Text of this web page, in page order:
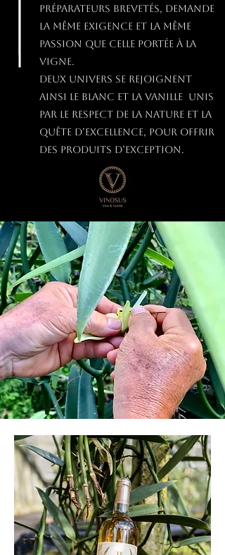
préparateurs brevetés, demande
la même exigence et la même
passion que celle portée à la
vigne.
Deux univers se rejoignent
ainsi le blanc et la vanille unis
par le respect de la nature et la
quête d’excellence, pour offrir
des produits d’exception.